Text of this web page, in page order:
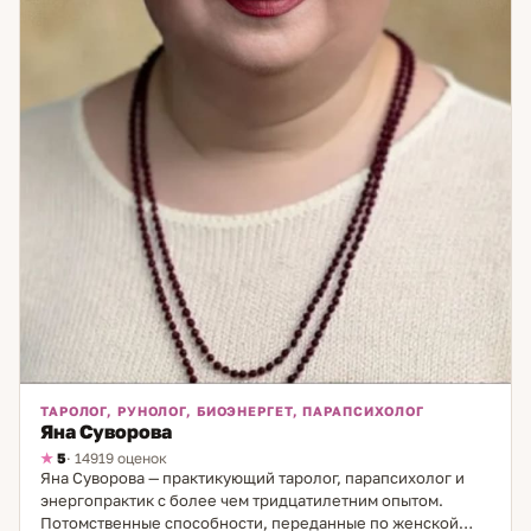
ТАРОЛОГ, РУНОЛОГ, БИОЭНЕРГЕТ, ПАРАПСИХОЛОГ
Яна Суворова
5· 14919 оценок
Яна Суворова — практикующий таролог, парапсихолог и
энергопрактик с более чем тридцатилетним опытом.
Потомственные способности, переданные по женской